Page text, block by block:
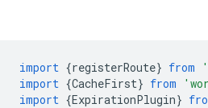
import {registerRoute} from
import {CacheFirst} from
import {ExpirationPlugin}